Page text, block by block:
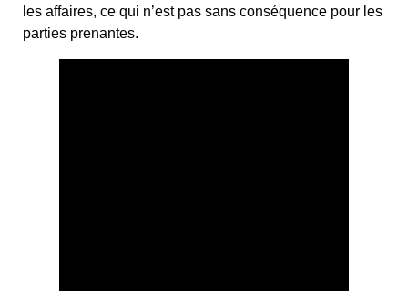
les affaires, ce qui n’est pas sans conséquence pour les
parties prenantes.